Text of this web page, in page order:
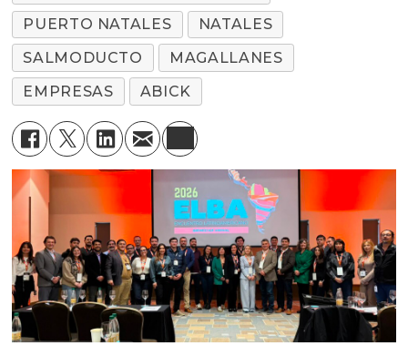
PUERTO NATALES
NATALES
SALMODUCTO
MAGALLANES
EMPRESAS
ABICK